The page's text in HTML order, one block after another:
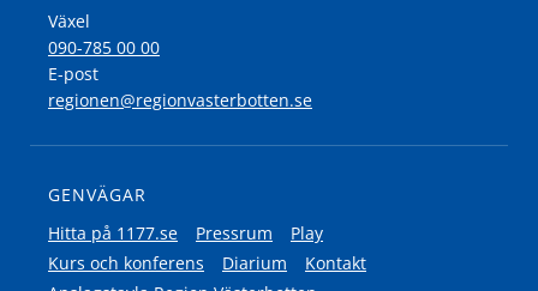
Växel
090-785 00 00
E-post
regionen@regionvasterbotten.se
GENVÄGAR
Hitta på 1177.se
Pressrum
Play
Kurs och konferens
Diarium
Kontakt